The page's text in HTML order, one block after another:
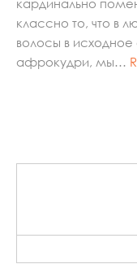
кардинально
классно то, что в
волосы в исходное
афрокудри, мы…